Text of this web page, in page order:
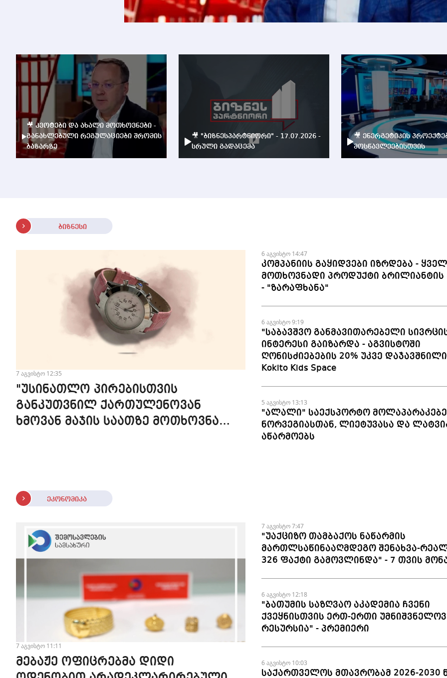
🎥 კვოტები და ახალი მოთხოვნები -
განახლებული რეგულაციები შრომის
ბაზარზე
🎥 "ბიზნესპარტნიორი" - 17.07.2026 -
სრული გადაცემა
🎥 ენერგეტიკის
მოსწავლეებისთვის
ბიზნესი
7 აგვისტო 12:35
"უსინათლო პირებისთვის
განკუთვნილ ქართულენოვან
ხმოვან მაჯის საათზე მოთხოვნა
6 აგვისტო 14:47
კომპანიის გაყიდვები იზრდება -
მოთხოვნადი პროდუქტი ბრილიანტის
- "ზარაფხანა"
6 აგვისტო 9:19
"საბავშვო განმავითარებელი
ინტერესი გაიზარდა - აგვისტოში
ღონისძიებების 20% უკვე
Kokito Kids Space
5 აგვისტო 13:13
"ალალი" საექსპორტო
ნორვეგიასთან, ლიეტუვასა და
აწარმოებს
ეკონომიკა
7 აგვისტო 11:11
მებაჟე ოფიცრებმა დიდი
7 აგვისტო 7:47
"უაქციზო თამბაქოს ნაწარმის
მართლსაწინააღმდეგო შენახვა-
326 ფაქტი გამოვლინდა" - 7 თვის
6 აგვისტო 12:18
"ბათუმის საზღვაო აკადემია ჩვენი
ქვეყნისთვის ერთ-ერთი
რესურსია" - პრემიერი
6 აგვისტო 10:03
საქართველოს მთავრობამ 2026-2030